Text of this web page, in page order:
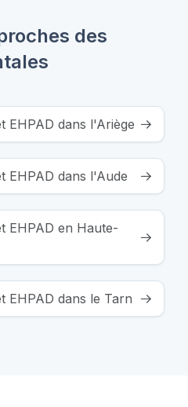
des
EHPAD dans l'Ariège
EHPAD dans l'Aude
EHPAD en Haute-
EHPAD dans le Tarn